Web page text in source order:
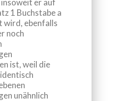
er auf
1 Buchstabe a
wird, ebenfalls
noch
ist, weil die
unähnlich